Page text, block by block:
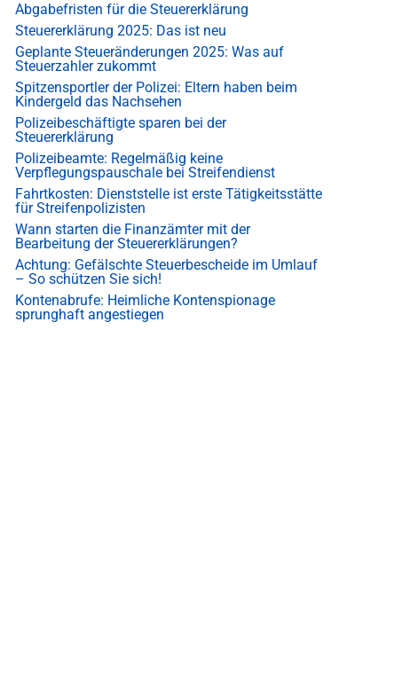
Abgabefristen für die Steuererklärung
Steuererklärung 2025: Das ist neu
Geplante Steueränderungen 2025: Was auf
Steuerzahler zukommt
Spitzensportler der Polizei: Eltern haben beim
Kindergeld das Nachsehen
Polizeibeschäftigte sparen bei der
Steuererklärung
Polizeibeamte: Regelmäßig keine
Verpflegungspauschale bei Streifendienst
Fahrtkosten: Dienststelle ist erste Tätigkeitsstätte
für Streifenpolizisten
Wann starten die Finanzämter mit der
Bearbeitung der Steuererklärungen?
Achtung: Gefälschte Steuerbescheide im Umlauf
– So schützen Sie sich!
Kontenabrufe: Heimliche Kontenspionage
sprunghaft angestiegen